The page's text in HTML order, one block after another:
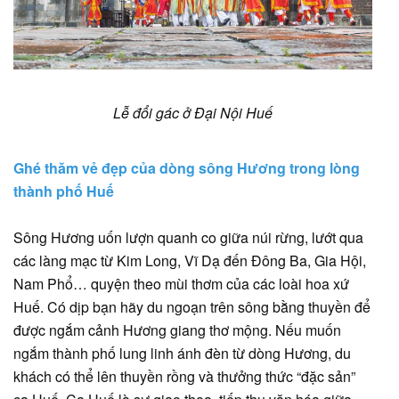
Lễ đổi gác ở Đại Nội Huế
Ghé thăm vẻ đẹp của dòng sông Hương trong lòng
thành phố Huế
Sông Hương uốn lượn quanh co giữa núi rừng, lướt qua
các làng mạc từ Kim Long, Vĩ Dạ đến Ðông Ba, Gia Hội,
Nam Phổ… quyện theo mùi thơm của các loài hoa xứ
Huế. Có dịp bạn hãy du ngoạn trên sông bằng thuyền để
được ngắm cảnh Hương giang thơ mộng. Nếu muốn
ngắm thành phố lung linh ánh đèn từ dòng Hương, du
khách có thể lên thuyền rồng và thưởng thức “đặc sản”